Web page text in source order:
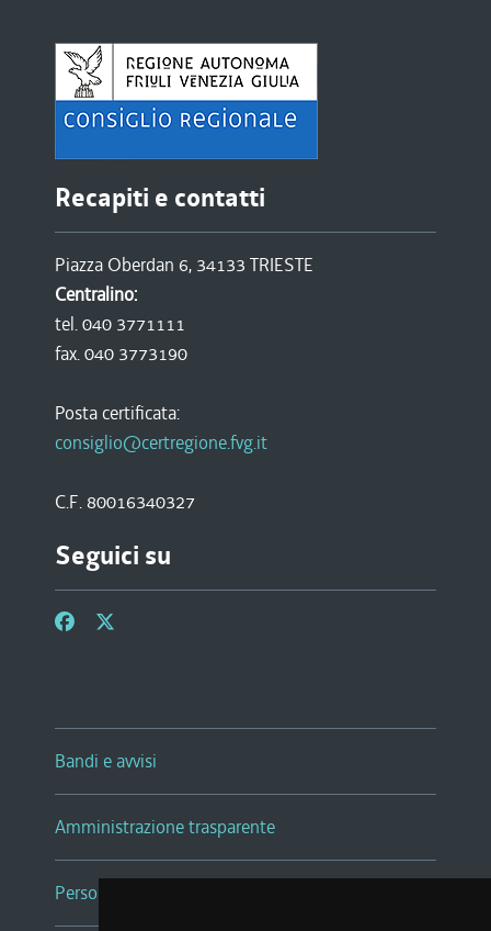
Recapiti e contatti
Piazza Oberdan 6, 34133 TRIESTE
Centralino:
tel. 040 3771111
fax. 040 3773190
Posta certificata:
consiglio@certregione.fvg.it
C.F. 80016340327
Seguici su
Bandi e avvisi
Amministrazione trasparente
Persone e Uffici